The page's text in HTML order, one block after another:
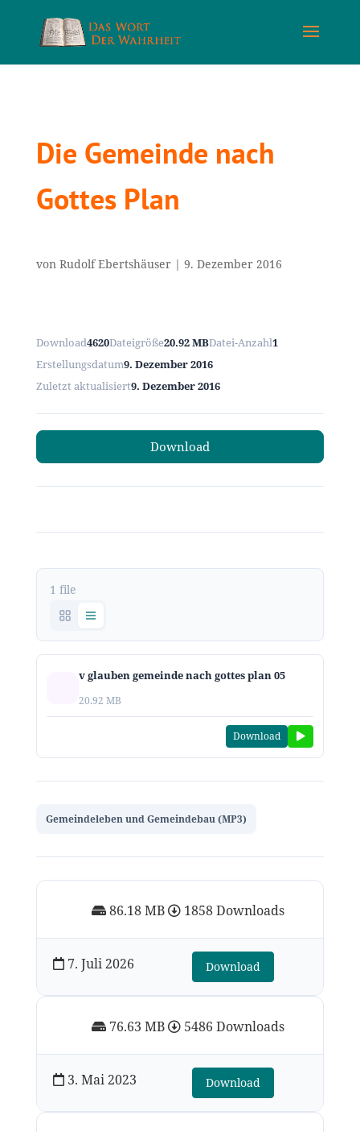
Die Gemeinde nach
Gottes Plan
von Rudolf Ebertshäuser| 9. Dezember 2016
Download4620Dateigröße20.92 MBDatei-Anzahl1
Erstellungsdatum9. Dezember 2016
Zuletzt aktualisiert9. Dezember 2016
Download
1 file
v glauben gemeinde nach gottes plan 05
20.92 MB
Download
Gemeindeleben und Gemeindebau (MP3)
86.18 MB 1858 Downloads
7. Juli 2026 Download
76.63 MB 5486 Downloads
3. Mai 2023 Download